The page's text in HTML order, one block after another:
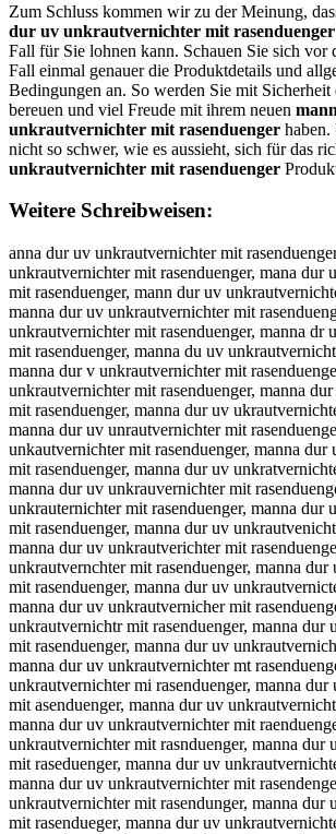
Zum Schluss kommen wir zu der Meinung,
dur uv unkrautvernichter mit rasenduenger
Fall für Sie lohnen kann. Schauen Sie sich vor
Fall einmal genauer die Produktdetails und
Bedingungen an. So werden Sie mit
bereuen und viel Freude mit ihrem neuen
unkrautvernichter mit rasenduenger haben.
nicht so schwer, wie es aussieht, sich für das
unkrautvernichter mit rasenduenger
Weitere Schreibweisen:
anna dur uv unkrautvernichter mit rasenduenger, mnna dur uv unkrautvernichter mit rasenduenger, mana dur uv unkrautvernichter mit rasenduenger, mann dur uv unkrautvernichter mit rasenduenger, manna dur uv unkrautvernichter mit rasenduenger, manna ur uv unkrautvernichter mit rasenduenger, manna dr uv unkrautvernichter mit rasenduenger, manna du uv unkrautvernichter mit rasenduenger, manna dur v unkrautvernichter mit rasenduenger, manna dur u unkrautvernichter mit rasenduenger, manna dur uv nkrautvernichter mit rasenduenger, manna dur uv ukrautvernichter mit rasenduenger, manna dur uv unrautvernichter mit rasenduenger, manna dur uv unkautvernichter mit rasenduenger, manna dur uv unkrutvernichter mit rasenduenger, manna dur uv unkratvernichter mit rasenduenger, manna dur uv unkrauvernichter mit rasenduenger, manna dur uv unkrauternichter mit rasenduenger, manna dur uv unkrautvrnichter mit rasenduenger, manna dur uv unkrautvenichter mit rasenduenger, manna dur uv unkrautverichter mit rasenduenger, manna dur uv unkrautvernchter mit rasenduenger, manna dur uv unkrautvernihter mit rasenduenger, manna dur uv unkrautvernicter mit rasenduenger, manna dur uv unkrautvernicher mit rasenduenger, manna dur uv unkrautvernichtr mit rasenduenger, manna dur uv unkrautvernichte mit rasenduenger, manna dur uv unkrautvernichter it rasenduenger, manna dur uv unkrautvernichter mt rasenduenger, manna dur uv unkrautvernichter mi rasenduenger, manna dur uv unkrautvernichter mit asenduenger, manna dur uv unkrautvernichter mit rsenduenger, manna dur uv unkrautvernichter mit raenduenger, manna dur uv unkrautvernichter mit rasnduenger, manna dur uv unkrautvernichter mit raseduenger, manna dur uv unkrautvernichter mit rasenuenger, manna dur uv unkrautvernichter mit rasendenger, manna dur uv unkrautvernichter mit rasendunger, manna dur uv unkrautvernichter mit rasendueger, manna dur uv unkrautvernichter mit rasenduener, manna dur uv unkrautvernichter mit rasenduengr, manna dur uv unkrautvernichter mit rasenduenge, mmanna dur uv unkrautvernichter mit rasenduenger, maanna dur uv unkrautvernichter mit rasenduenger, mannna dur uv unkrautvernichter mit rasenduenger, mannaa dur uv unkrautvernichter mit rasenduenger, manna ddur uv unkrautvernichter mit rasenduenger, manna duur uv unkrautvernichter mit rasenduenger, manna durr uv unkrautvernichter mit rasenduenger, manna dur uuv unkrautvernichter mit rasenduenger, manna dur uvv unkrautvernichter mit rasenduenger, manna dur uv uunkrautvernichter mit rasenduenger, manna dur uv unnkrautvernichter mit rasenduenger, manna dur uv unkkrautvernichter mit rasenduenger, manna dur uv unkrrautvernichter mit rasenduenger, manna dur uv unkraautvernichter mit rasenduenger, manna dur uv unkrauutvernichter mit rasenduenger, manna dur uv unkrauttvernichter mit rasenduenger, manna dur uv unkrautvvernichter mit rasenduenger, manna dur uv unkrautveernichter mit rasenduenger, manna dur uv unkrautverrnichter mit rasenduenger, manna dur uv unkrautvernnichter mit rasenduenger, manna dur uv unkrautverniichter mit rasenduenger, manna dur uv unkrautvernicchter mit rasenduenger, manna dur uv unkrautvernichhter mit rasenduenger, manna dur uv unkrautvernichtter mit rasenduenger, manna dur uv unkrautvernichteer mit rasenduenger, manna dur uv unkrautvernichterr mit rasenduenger, manna dur uv unkrautvernichter mmit rasenduenger, manna dur uv unkrautvernichter miit rasenduenger, manna dur uv unkrautvernichter mitt rasenduenger, manna dur uv unkrautvernichter mit rrasenduenger, manna dur uv unkrautvernichter mit raasenduenger, manna dur uv unkrautvernichter mit rassenduenger, manna dur uv unkrautvernichter mit raseenduenger, manna dur uv unkrautvernichter mit rasennduenger, manna dur uv unkrautvernichter mit rasendduenger, manna dur uv unkrautvernichter mit rasenduuenger, manna dur uv unkrautvernichter mit rasendueenger, manna dur uv unkrautvernichter mit rasenduennger, manna dur uv unkrautvernichter mit rasenduengger, manna dur uv unkrautvernichter mit rasenduengeer, manna dur uv unkrautvernichter mit rasenduengerr, amnna dur uv unkrautvernichter mit rasenduenger, mnana dur uv unkrautvernichter mit rasenduenger, manan dur uv unkrautvernichter mit rasenduenger, mann adur uv unkrautvernichter mit rasenduenger, mannad ur uv unkrautvernichter mit rasenduenger, manna udr uv unkrautvernichter mit rasenduenger, manna dru uv unkrautvernichter mit rasenduenger, manna du ruv unkrautvernichter mit rasenduenger, manna duru v unkrautvernichter mit rasenduenger, manna dur vu unkrautvernichter mit rasenduenger, manna dur u vunkrautvernichter mit rasenduenger, manna dur uvu nkrautvernichter mit rasenduenger, manna dur uv nukrautvernichter mit rasenduenger, manna dur uv uknrautvernichter mit rasenduenger, manna dur uv unrkautvernichter mit rasenduenger, manna dur uv unkarutvernichter mit rasenduenger, manna dur uv unkruatvernichter mit rasenduenger, manna dur uv unkratuvernichter mit rasenduenger, manna dur uv unkrauvternichter mit rasenduenger, manna dur uv unkrautevrnichter mit rasenduenger, manna dur uv unkrautvrenichter mit rasenduenger, manna dur uv unkrautvenrichter mit rasenduenger, manna dur uv unkrautverinchter mit rasenduenger, manna dur uv unkrautverncihter mit rasenduenger, manna dur uv unkrautvernihcter mit rasenduenger, manna dur uv unkrautvernicther mit rasenduenger, manna dur uv unkrautvernichetr mit rasenduenger, manna dur uv unkrautvernichtre mit rasenduenger, manna dur uv unkrautvernichte rmit rasenduenger, manna dur uv unkrautvernichterm it rasenduenger, manna dur uv unkrautvernichter imt rasenduenger, manna dur uv unkrautvernichter mti rasenduenger, manna dur uv unkrautvernichter mi trasenduenger, manna dur uv unkrautvernichter mitr asenduenger, manna dur uv unkrautvernichter mit arsenduenger, manna dur uv unkrautvernichter mit rsaenduenger, manna dur uv unkrautvernichter mit raesnduenger, manna dur uv unkrautvernichter mit rasneduenger, manna dur uv unkrautvernichter mit rasednuenger, manna dur uv unkrautvernichter mit rasenudenger, manna dur uv unkrautvernichter mit rasendeunger, manna dur uv unkrautvernichter mit rasenduneger, manna dur uv unkrautvernichter mit rasenduegner, manna dur uv unkrautvernichter mit rasenduenegr, manna dur uv unkrautvernichter mit rasenduengre, mannadur uv unkrautvernichter mit rasenduenger, manna duruv unkrautvernichter mit rasenduenger, manna dur uvunkrautvernichter mit rasenduenger, manna dur uv unkrautvernichtermit rasenduenger, manna dur uv unkrautvernichter mitrasenduenger, anna dur uv unkrautvernichter mit rasenduenger, nanna dur uv unkrautvernichter mit rasenduenger, hanna dur uv unkrautvernichter mit rasenduenger, janna dur uv unkrautvernichter mit rasenduenger, kanna dur uv unkrautvernichter mit rasenduenger, lanna dur uv unkrautvernichter mit rasenduenger, mqnna dur uv unkrautvernichter mit rasenduenger, mwnna dur uv unkrautvernichter mit rasenduenger, mznna dur uv unkrautvernichter mit rasenduenger, mxnna dur uv unkrautvernichter mit rasenduenger, ma na dur uv unkrautvernichter mit rasenduenger, mabna dur uv unkrautvernichter mit rasenduenger, magna dur uv unkrautvernichter mit rasenduenger, mahna dur uv unkrautvernichter mit rasenduenger, majna dur uv unkrautvernichter mit rasenduenger, mamna dur uv unkrautvernichter mit rasenduenger, man a dur uv unkrautvernichter mit rasenduenger, manba dur uv unkrautvernichter mit rasenduenger, manga dur uv unkrautvernichter mit rasenduenger, manha dur uv unkrautvernichter mit rasenduenger, manja dur uv unkrautvernichter mit rasenduenger, manma dur uv unkrautvernichter mit